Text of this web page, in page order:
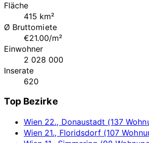
Fläche
415 km²
Ø Bruttomiete
€21.00/m²
Einwohner
2 028 000
Inserate
620
Top Bezirke
Wien 22., Donaustadt (137
Wien 21., Floridsdorf (107